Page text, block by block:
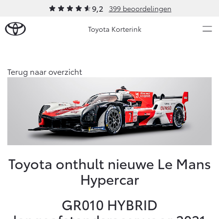
9,2 399 beoordelingen
Toyota Korterink
Ons bedrijf
Vacatures
Klantbeoordelingen
Contact en Route
Onderhoud
Werkplaatsafspraak maken
Contact en Route
Schade melden
Terug naar overzicht
Toyota onthult nieuwe Le Mans
Hypercar
GR010 HYBRID